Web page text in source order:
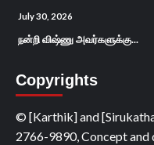
July 30, 2026
நன்றி விஷ்ணு அவர்களுக்கு...
Copyrights
© [Karthik] and
2766-9890, Concept